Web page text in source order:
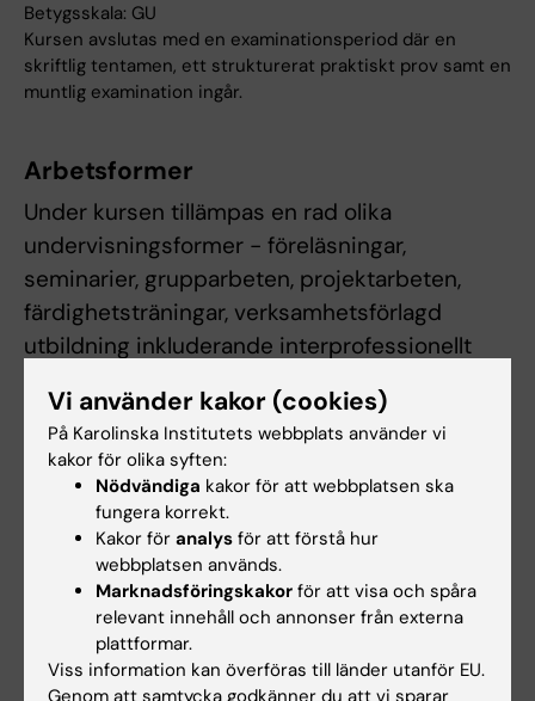
Betygsskala: GU
Kursen avslutas med en examinationsperiod där en
skriftlig tentamen, ett strukturerat praktiskt prov samt en
muntlig examination ingår.
Arbetsformer
Under kursen tillämpas en rad olika
undervisningsformer - föreläsningar,
seminarier, grupparbeten, projektarbeten,
färdighetsträningar, verksamhetsförlagd
utbildning inkluderande interprofessionellt
undervisning i vården, självstudier, reflektion
och inläsning.
Under kursens verksamhetsförlagda
utbildning förekommer schemaläggning under
kvällar, nätter och helger.
Examination
Professionell utveckling
Vi använder kakor (cookies)
På Karolinska Institutets webbplats använder vi
kakor för olika syften:
Nödvändiga kakor för att webbplatsen ska
fungera korrekt.
Kakor för analys för att förstå hur
webbplatsen används.
Marknadsföringskakor för att visa och spåra
relevant innehåll och annonser från externa
plattformar.
Viss information kan överföras till länder utanför EU.
Genom att samtycka godkänner du att vi sparar